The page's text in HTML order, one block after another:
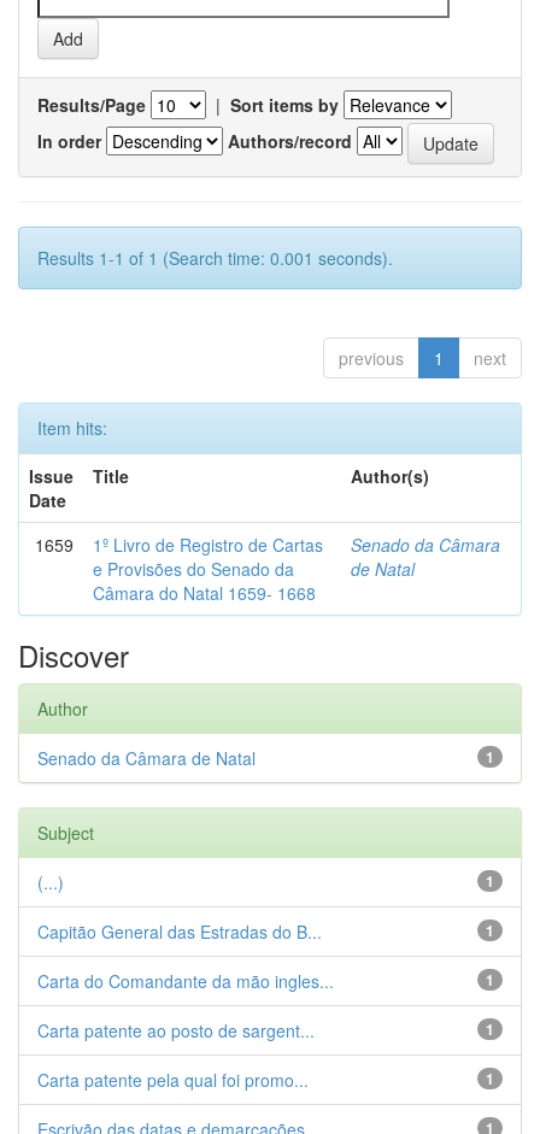
Results/Page | Sort items by
In order
Authors/record
Results 1-1 of 1 (Search time: 0.001 seconds).
previous 1 next
Item hits:
Issue
Date
Title Author(s)
1659
1º Livro de Registro de Cartas
e Provisões do Senado da
Câmara do Natal 1659- 1668
Senado da Câmara
de Natal
Discover
Author
1
Senado da Câmara de Natal
Subject
1
(...)
1
Capitão General das Estradas do B...
1
Carta do Comandante da mão ingles...
1
Carta patente ao posto de sargent...
1
Carta patente pela qual foi promo...
1
Escrivão das datas e demarcações ...